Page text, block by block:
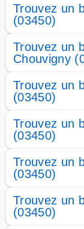
Trouvez un
(03450)
Trouvez un
Chouvigny
Trouvez un
(03450)
Trouvez un
(03450)
Trouvez un
(03450)
Trouvez un
(03450)